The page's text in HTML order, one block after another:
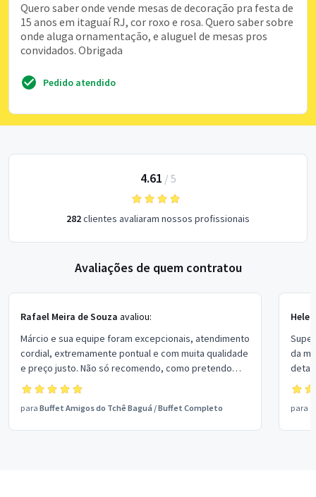
Quero saber onde vende mesas de decoração pra festa de
15 anos em itaguaí RJ, cor roxo e rosa. Quero saber sobre
onde aluga ornamentação, e aluguel de mesas pros
convidados. Obrigada
Pedido atendido
4.61 / 5
282clientes avaliaram nossos profissionais
Avaliações de quem contratou
Rafael Meira de Souza avaliou:
Márcio e sua equipe foram excepcionais, atendimento
cordial, extremamente pontual e com muita qualidade
e preço justo. Não só recomendo, como pretendo
contar com seus serviços em outras oportunidades.
Parabéns e muito sucesso.
para Buffet Amigos do Tchê Baguá /Buffet Completo
da
para